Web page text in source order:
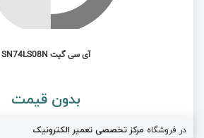
آی سی گیت SN74LS08N
بدون قیمت
در فروشگاه مرکز تخصصی تعمیر الکترونیک